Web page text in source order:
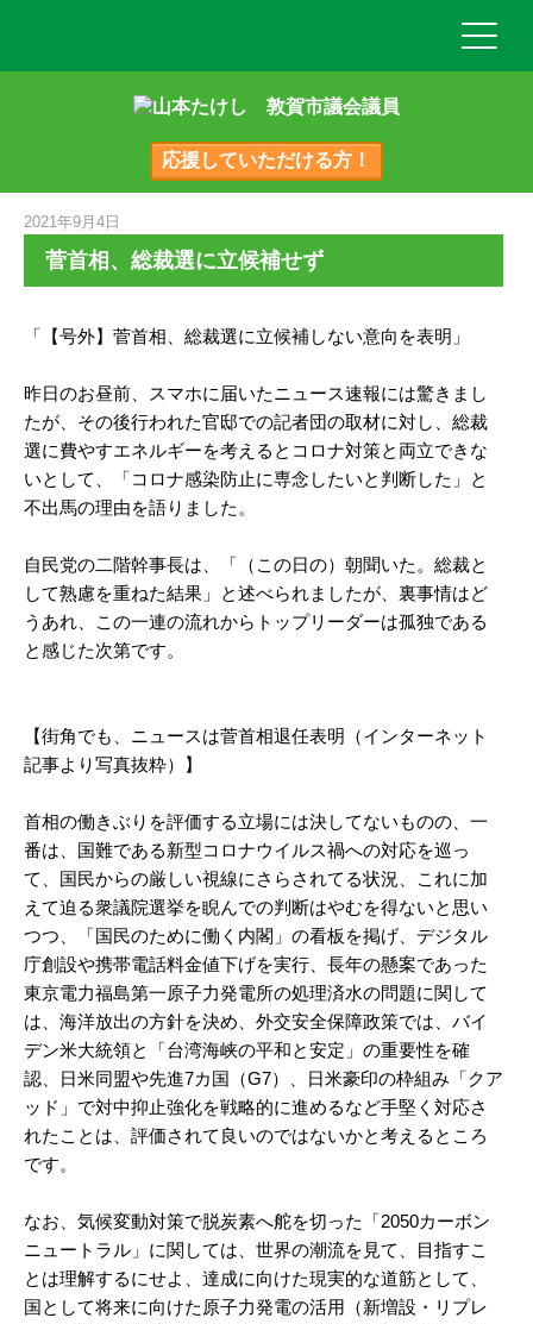
応援していただける方！
2021年9月4日
菅首相、総裁選に立候補せず
「【号外】菅首相、総裁選に立候補しない意向を表明」
昨日のお昼前、スマホに届いたニュース速報には驚きまし
たが、その後行われた官邸での記者団の取材に対し、総裁
選に費やすエネルギーを考えるとコロナ対策と両立できな
いとして、「コロナ感染防止に専念したいと判断した」と
不出馬の理由を語りました。
自民党の二階幹事長は、「（この日の）朝聞いた。総裁と
して熟慮を重ねた結果」と述べられましたが、裏事情はど
うあれ、この一連の流れからトップリーダーは孤独である
と感じた次第です。
【街角でも、ニュースは菅首相退任表明（インターネット
記事より写真抜粋）】
首相の働きぶりを評価する立場には決してないものの、一
番は、国難である新型コロナウイルス禍への対応を巡っ
て、国民からの厳しい視線にさらされてる状況、これに加
えて迫る衆議院選挙を睨んでの判断はやむを得ないと思い
つつ、「国民のために働く内閣」の看板を掲げ、デジタル
庁創設や携帯電話料金値下げを実行、長年の懸案であった
東京電力福島第一原子力発電所の処理済水の問題に関して
は、海洋放出の方針を決め、外交安全保障政策では、バイ
デン米大統領と「台湾海峡の平和と安定」の重要性を確
認、日米同盟や先進7カ国（G7）、日米豪印の枠組み「クア
ッド」で対中抑止強化を戦略的に進めるなど手堅く対応さ
れたことは、評価されて良いのではないかと考えるところ
です。
なお、気候変動対策で脱炭素へ舵を切った「2050カーボン
ニュートラル」に関しては、世界の潮流を見て、目指すこ
とは理解するにせよ、達成に向けた現実的な道筋として、
国として将来に向けた原子力発電の活用（新増設・リプレ